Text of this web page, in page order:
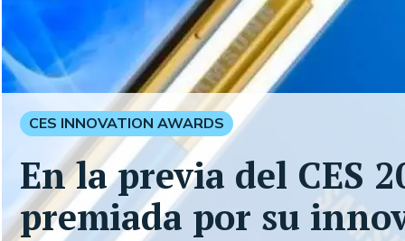
CES INNOVATION AWARDS
En la previa del CES
premiada por su